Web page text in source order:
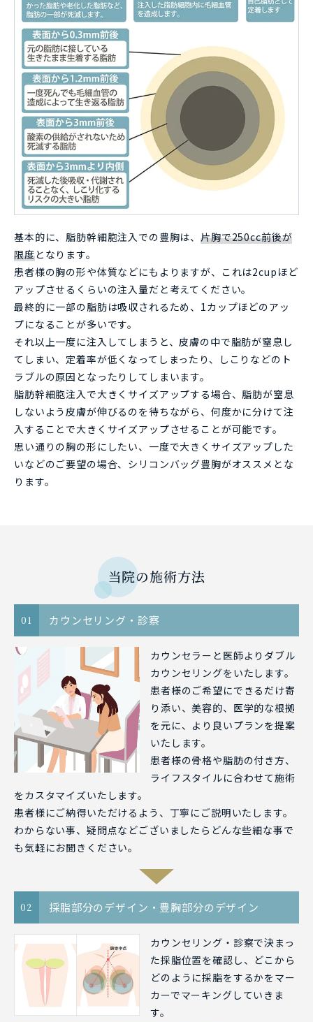
基本的に、脂肪幹細胞注入での豊胸は、片胸で250cc前後が
限度となります。
患者様の胸の形や体質などにもよりますが、これは2cupほど
アップさせるくらいの注入量だと考えてください。
最終的に一部の脂肪は吸収されるため、1カップほどのアッ
プになることが多いです。
それ以上一度に注入してしまうと、皮膚の中で脂肪が窒息し
てしまい、定着率が低くなってしまったり、しこりなどのト
ラブルの原因となったりしてしまいます。
脂肪幹細胞注入で大きくサイズアップする場合、脂肪が窒息
しないよう皮膚が伸びるのを待ちながら、何度かに分けて注
入することで大きくサイズアップさせることが可能です。
思い通りの胸の形にしたい、一度で大きくサイズアップした
いなどのご要望の場合、シリコンバッグ豊胸がオススメとな
ります。
当院の施術方法
01 カウンセリング・診察
カウンセラーと医師よりダブル
カウンセリングをいたします。
患者様のご希望にできるだけ寄
り添い、美容的、医学的な根拠
を元に、より良いプランを提案
いたします。
患者様の骨格や脂肪の付き方、
ライフスタイルに合わせて施術
をカスタマイズいたします。
患者様にご納得いただけるよう、丁寧にご説明いたします。
わからない事、疑問点などございましたらどんな些細な事で
も気軽にお聞きください。
02 採脂部分のデザイン・豊胸部分のデザイン
カウンセリング・診察で決まっ
た採脂位置を確認し、どこから
どのように採脂をするかをマー
カーでマーキングしていきま
す。